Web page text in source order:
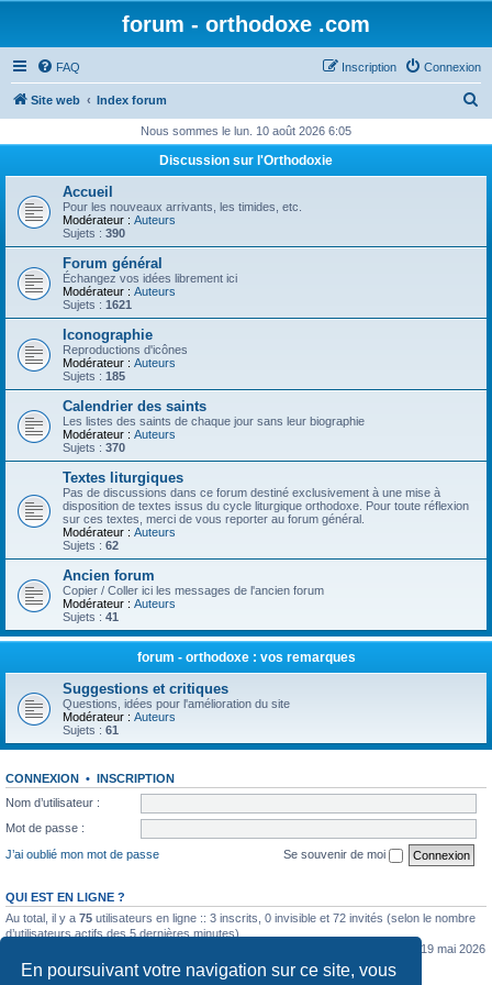
En poursuivant votre navigation sur ce site, vous
forum - orthodoxe .com
FAQ Connexion
Inscription
Site web Index forum
h
Nous sommes le lun. 10 août 2026 6:05
Discussion sur l'Orthodoxie
Accueil
Pour les nouveaux arrivants, les timides, etc.
Modérateur : Auteurs
Sujets : 390
Forum général
Échangez vos idées librement ici
Modérateur : Auteurs
Sujets : 1621
Iconographie
Reproductions d'icônes
Modérateur : Auteurs
Sujets : 185
Calendrier des saints
Les listes des saints de chaque jour sans leur biographie
Modérateur : Auteurs
Sujets : 370
Textes liturgiques
Pas de discussions dans ce forum destiné exclusivement à une mise à
disposition de textes issus du cycle liturgique orthodoxe. Pour toute réflexion
sur ces textes, merci de vous reporter au forum général.
Modérateur : Auteurs
Sujets : 62
Ancien forum
Copier / Coller ici les messages de l'ancien forum
Modérateur : Auteurs
Sujets : 41
forum - orthodoxe : vos remarques
Suggestions et critiques
Questions, idées pour l'amélioration du site
Modérateur : Auteurs
Sujets : 61
CONNEXION • INSCRIPTION
Nom d’utilisateur :
Mot de passe :
J’ai oublié mon mot de passe
Se souvenir de moi
QUI EST EN LIGNE ?
Au total, il y a 75 utilisateurs en ligne :: 3 inscrits, 0 invisible et 72 invités (selon le nombre
d’utilisateurs actifs des 5 dernières minutes)
le mar. 19 mai 2026
0:07